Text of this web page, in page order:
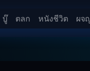
บู๊ ตลก หนังชีวิต ผจ